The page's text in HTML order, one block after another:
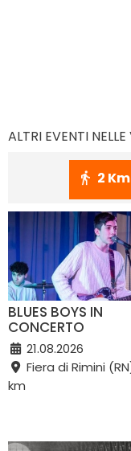
ALTRI EVENTI
2 Km
BLUES BOYS IN
CONCERTO
21.08.2026
Fiera di Rimini
km